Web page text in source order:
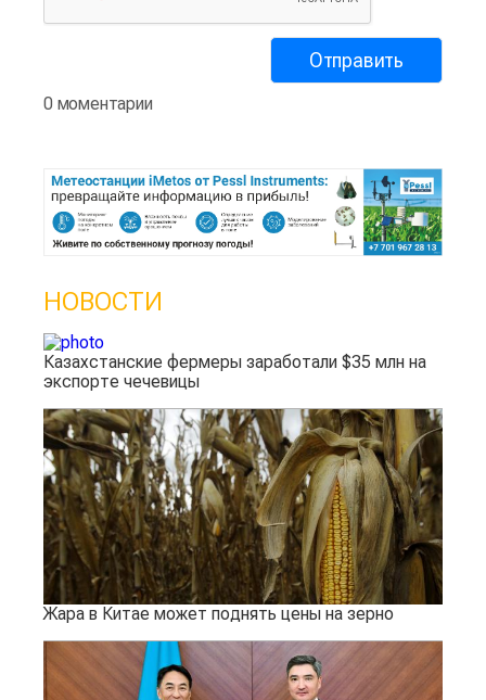
0 моментарии
НОВОСТИ
Казахстанские фермеры заработали $35 млн на
экспорте чечевицы
Жара в Китае может поднять цены на зерно